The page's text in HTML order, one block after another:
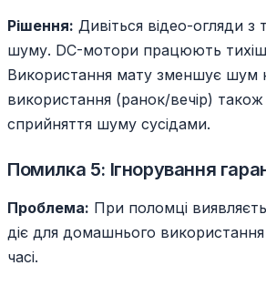
Рішення: Дивіться відео-огляди з
шуму. DC-мотори працюють
Використання мату зменшує шум
використання (ранок/вечір)
сприйняття шуму сусідами.
Помилка 5: Ігнорування
Проблема: При поломці
діє для домашнього
часі.